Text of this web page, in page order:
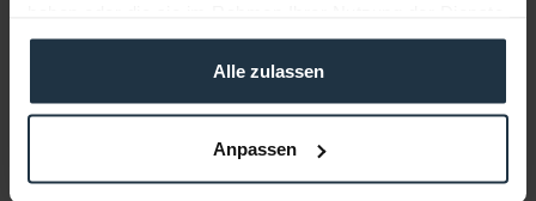
gesammelt haben.
Alle zulassen
Anpassen
SDI Video Capture-Karte mit 2x 12G-SDI